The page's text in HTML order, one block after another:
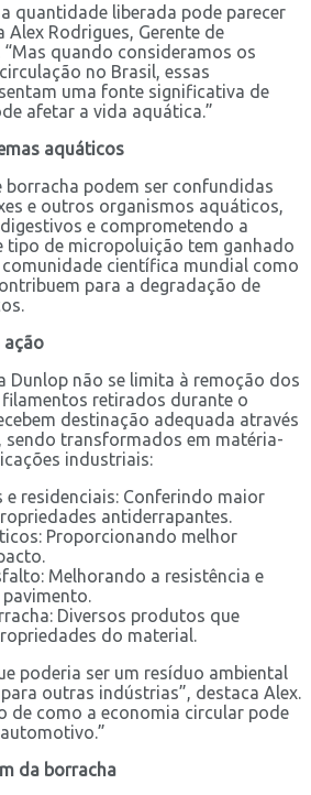
quantidade liberada pode parecer
Alex Rodrigues, Gerente de
“Mas quando consideramos os
no Brasil, essas
uma fonte significativa de
afetar a vida aquática.”
aquáticos
podem ser confundidas
e outros organismos aquáticos,
e comprometendo a
tipo de micropoluição tem ganhado
científica mundial como
para a degradação de
ação
Dunlop não se limita à remoção dos
retirados durante o
destinação adequada através
sendo transformados em matéria-
industriais:
e residenciais: Conferindo maior
antiderrapantes.
Proporcionando melhor
Melhorando a resistência e
Diversos produtos que
do material.
poderia ser um resíduo ambiental
outras indústrias”, destaca Alex.
de como a economia circular pode
da borracha